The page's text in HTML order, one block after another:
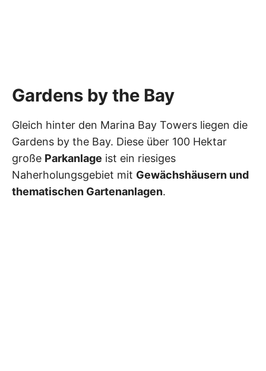
Gardens by the Bay
Gleich hinter den Marina Bay Towers liegen die
Gardens by the Bay. Diese über 100 Hektar
große Parkanlage ist ein riesiges
Naherholungsgebiet mit Gewächshäusern und
thematischen Gartenanlagen.